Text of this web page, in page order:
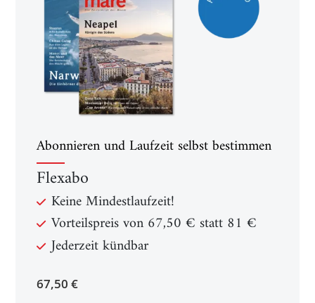
Abonnieren und Laufzeit selbst bestimmen
Flexabo
Keine Mindestlaufzeit!
Vorteilspreis von 67,50 € statt 81 €
Jederzeit kündbar
67,50 €